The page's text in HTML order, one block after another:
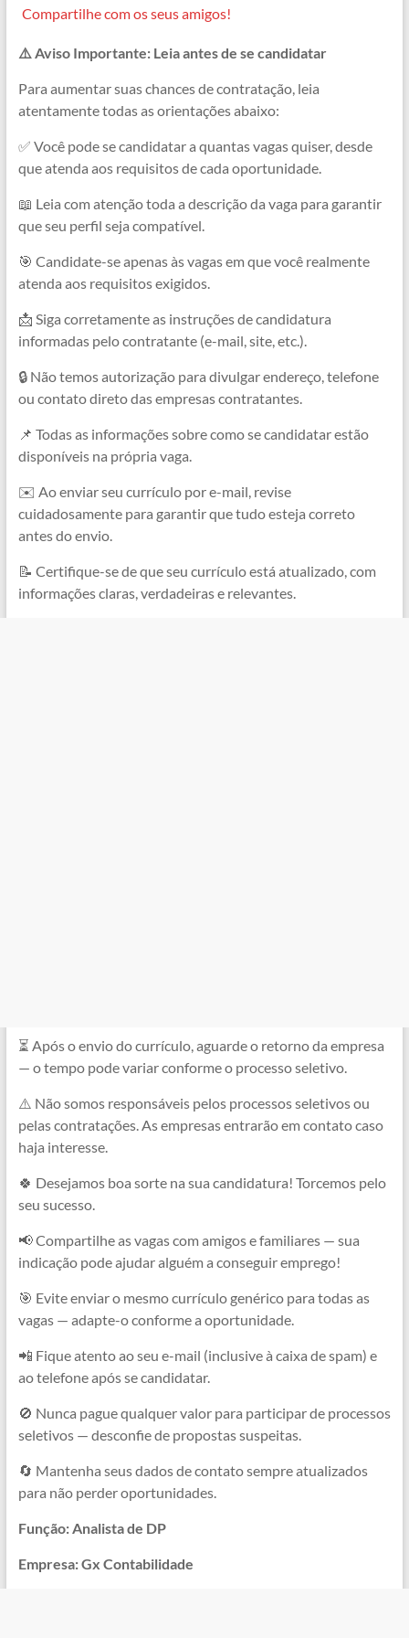
e
b
o
o
k
t
s
A
p
p
e
g
r
a
m
s
e
n
g
e
e
a
d
s
y
L
i
n
k
Compartilhe com os seus amigos!
⚠️ Aviso Importante: Leia antes de se candidatar
Para aumentar suas chances de contratação, leia
atentamente todas as orientações abaixo:
✅ Você pode se candidatar a quantas vagas quiser, desde
que atenda aos requisitos de cada oportunidade.
📖 Leia com atenção toda a descrição da vaga para garantir
que seu perfil seja compatível.
🎯 Candidate-se apenas às vagas em que você realmente
atenda aos requisitos exigidos.
📩 Siga corretamente as instruções de candidatura
informadas pelo contratante (e-mail, site, etc.).
🔒 Não temos autorização para divulgar endereço, telefone
ou contato direto das empresas contratantes.
📌 Todas as informações sobre como se candidatar estão
disponíveis na própria vaga.
✉️ Ao enviar seu currículo por e-mail, revise
cuidadosamente para garantir que tudo esteja correto
antes do envio.
📝 Certifique-se de que seu currículo está atualizado, com
informações claras, verdadeiras e relevantes.
⏳ Após o envio do currículo, aguarde o retorno da empresa
— o tempo pode variar conforme o processo seletivo.
⚠️ Não somos responsáveis pelos processos seletivos ou
pelas contratações. As empresas entrarão em contato caso
haja interesse.
🍀 Desejamos boa sorte na sua candidatura! Torcemos pelo
seu sucesso.
📢 Compartilhe as vagas com amigos e familiares — sua
indicação pode ajudar alguém a conseguir emprego!
🎯 Evite enviar o mesmo currículo genérico para todas as
vagas — adapte-o conforme a oportunidade.
📲 Fique atento ao seu e-mail (inclusive à caixa de spam) e
ao telefone após se candidatar.
🚫 Nunca pague qualquer valor para participar de processos
seletivos — desconfie de propostas suspeitas.
🔄 Mantenha seus dados de contato sempre atualizados
para não perder oportunidades.
Função: Analista de DP
Empresa: Gx Contabilidade